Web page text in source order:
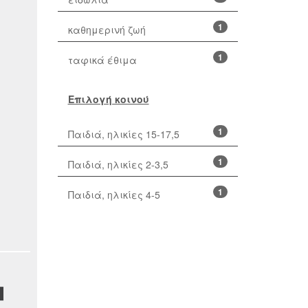
1
καθημερινή ζωή
1
ταφικά έθιμα
Επιλογή κοινού
1
Παιδιά, ηλικίες 15-17,5
1
Παιδιά, ηλικίες 2-3,5
1
Παιδιά, ηλικίες 4-5